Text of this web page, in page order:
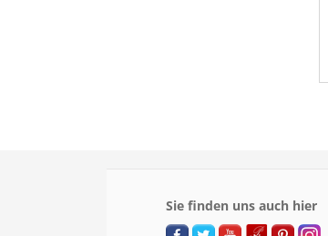
Sie finden uns auch hier